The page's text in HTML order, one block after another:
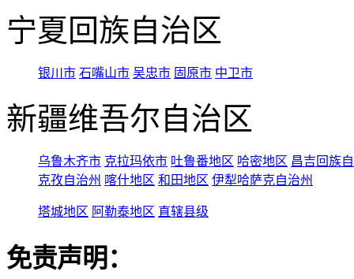
宁夏回族自治区
银川市 石嘴山市 吴忠市 固原市 中卫市
新疆维吾尔自治区
乌鲁木齐市 克拉玛依市 吐鲁番地区 哈密地区 昌吉回族
克孜自治州 喀什地区 和田地区 伊犁哈萨克自治州
塔城地区 阿勒泰地区 直辖县级
免责声明：